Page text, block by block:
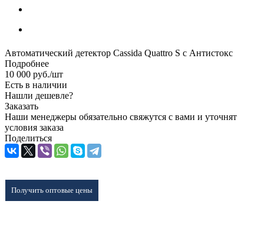
Автоматический детектор Cassida Quattro S с Антистокс
Подробнее
10 000 руб./шт
Есть в наличии
Нашли дешевле?
Заказать
Наши менеджеры обязательно свяжутся с вами и уточнят
условия заказа
Поделиться
Получить оптовые цены